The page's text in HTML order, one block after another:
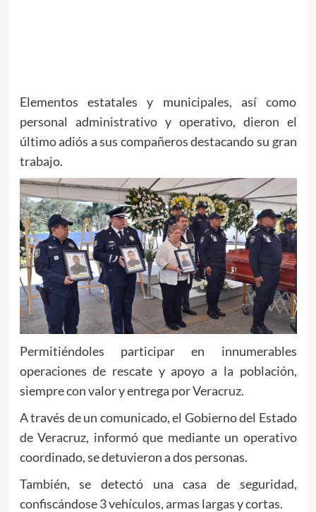
Elementos estatales y municipales, así como
personal administrativo y operativo, dieron el
último adiós a sus compañeros destacando su gran
trabajo.
Permitiéndoles participar en innumerables
operaciones de rescate y apoyo a la población,
siempre con valor y entrega por Veracruz.
A través de un comunicado, el Gobierno del Estado
de Veracruz, informó que mediante un operativo
coordinado, se detuvieron a dos personas.
También, se detectó una casa de seguridad,
confiscándose 3 vehículos, armas largas y cortas.